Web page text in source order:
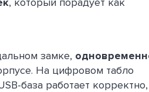
замке,
На цифровом табло
база работает